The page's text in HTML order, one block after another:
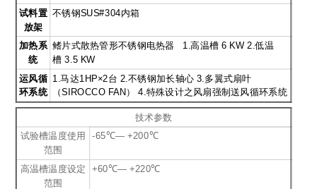
试料置
放架
不锈钢SUS#304内箱
加热系
统
鳍片式散热管形不锈钢电热器 1.高温槽 6 KW 2.低温
槽 3.5 KW
运风循
环系统
1.马达1HP×2台 2.不锈钢加长轴心 3.多翼式扇叶
（SIROCCO FAN） 4.特殊设计之风扇强制送风循环系统
技术参数
试验槽温度使用
范围
-65℃— +200℃
高温槽温度设定
范围
+60℃— +220℃